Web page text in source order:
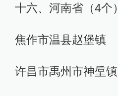
十六、河南省（4个）
焦作市温县赵堡镇
许昌市禹州市神垕镇